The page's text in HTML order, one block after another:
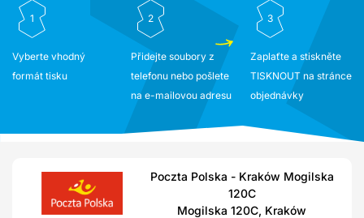
1
Vyberte vhodný
formát tisku
2
Přidejte soubory z
telefonu nebo pošlete
na e-mailovou adresu
3
Zaplaťte a stiskněte
TISKNOUT na stránce
objednávky
Poczta Polska - Kraków Mogilska
120C
Mogilska 120C, Kraków